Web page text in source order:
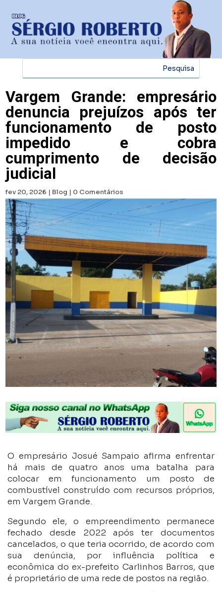
Vargem Grande: empresário
denuncia prejuízos após ter
funcionamento de posto
impedido e cobra
cumprimento de decisão
judicial
fev 20, 2026 | Blog | 0 Comentários
O empresário Josué Sampaio afirma enfrentar
há mais de quatro anos uma batalha para
colocar em funcionamento um posto de
combustível construído com recursos próprios,
em Vargem Grande.
Segundo ele, o empreendimento permanece
fechado desde 2022 após ter documentos
cancelados, o que teria ocorrido, de acordo com
sua denúncia, por influência política e
econômica do ex-prefeito Carlinhos Barros, que
é proprietário de uma rede de postos na região.